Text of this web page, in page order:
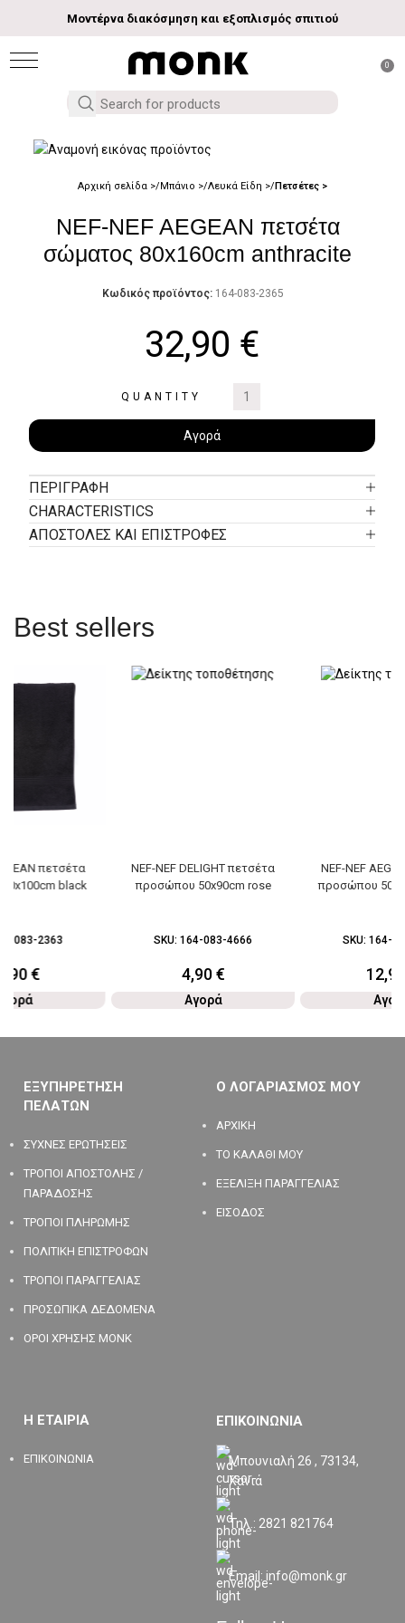
Μοντέρνα διακόσμηση και εξοπλισμός σπιτιού
0
Αρχική σελίδα Μπάνιο Λευκά Είδη Πετσέτες
NEF-NEF AEGEAN πετσέτα
σώματος 80x160cm anthracite
Κωδικός προϊόντος: 164-083-2365
32,90 €
QUANTITY
Αγορά
ΠΕΡΙΓΡΑΦΉ
CHARACTERISTICS
ΑΠΟΣΤΟΛΕΣ ΚΑΙ ΕΠΙΣΤΡΟΦΕΣ
Best sellers
πετσέτα
black
083-2363
€
NEF-NEF DELIGHT πετσέτα
προσώπου 50x90cm rose
SKU: 164-083-4666
4,90€
Αγορά
NEF-NEF
προσώπου
SKU: 164-
ΕΞΥΠΗΡΕΤΗΣΗ
ΠΕΛΑΤΩΝ
ΣΥΧΝΕΣ ΕΡΩΤΗΣΕΙΣ
ΤΡΟΠΟΙ ΑΠΟΣΤΟΛΗΣ /
ΠΑΡΑΔΟΣΗΣ
ΤΡΟΠΟΙ ΠΛΗΡΩΜΗΣ
ΠΟΛΙΤΙΚΗ ΕΠΙΣΤΡΟΦΩΝ
ΤΡΟΠΟΙ ΠΑΡΑΓΓΕΛΙΑΣ
ΠΡΟΣΩΠΙΚΑ ΔΕΔΟΜΕΝΑ
ΟΡΟΙ ΧΡΗΣΗΣ MONK
Ο ΛΟΓΑΡΙΑΣΜΟΣ ΜΟΥ
ΑΡΧΙΚΗ
ΤΟ ΚΑΛΑΘΙ ΜΟΥ
ΕΞΕΛΙΞΗ ΠΑΡΑΓΓΕΛΙΑΣ
ΕΙΣΟΔΟΣ
Η ΕΤΑΙΡΙΑ
ΕΠΙΚΟΙΝΩΝΙΑ
ΕΠΙΚΟΙΝΩΝΙΑ
Μπουνιαλή 26 , 73134,
Χανιά
Τηλ.: 2821 821764
Email: info@monk.gr